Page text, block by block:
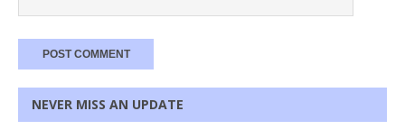
NEVER MISS AN UPDATE